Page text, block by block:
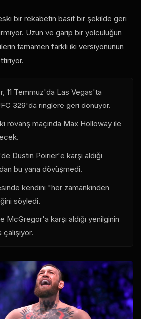
bir rekabetin basit bir şekilde geri
Uzun ve garip bir yolculuğun
tamamen farklı iki versiyonunun
11 Temmuz'da Las Vegas'ta
329'da ringlere geri dönüyor.
rövanş maçında Max Holloway ile
Dustin Poirier'e karşı aldığı
bu yana dövüşmedi.
kendini "her zamankinden
söyledi.
McGregor'a karşı aldığı yenilginin
çalışıyor.